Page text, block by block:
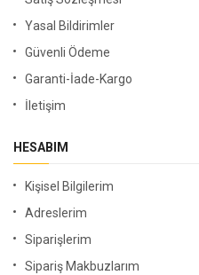
Yasal Bildirimler
Güvenli Ödeme
Garanti-İade-Kargo
İletişim
HESABIM
Kişisel Bilgilerim
Adreslerim
Siparişlerim
Sipariş Makbuzlarım